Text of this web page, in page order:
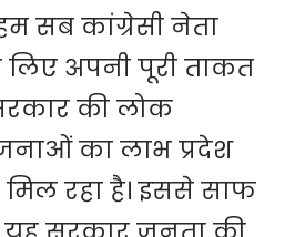
सब कांग्रेसी नेता
अपनी पूरी ताकत
की लोक
का लाभ प्रदेश
रहा है। इससे साफ